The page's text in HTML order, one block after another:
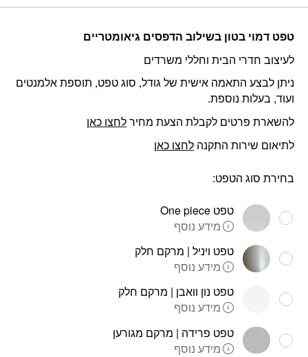
⁦₪118.00⁩
עד
טפט דמוי בטון בשילוב הדפסים גיאומטריים
לעיצוב חדרי הבית וחללי משרדים
ניתן לבצע התאמה אישית של גודל, סוג טפט, תוספת אלמנטים
ועוד, בעלות נוספת.
להשארת פרטים לקבלת הצעת מחירלחצו כאן
לתיאום שירות התקנה לחצו כאן
בחירת סוג הטפט:
טפט One piece
מידע נוסף
טפט ויניל | מרקם חלק
מידע נוסף
טפט נון וואבן | מרקם חלק
מידע נוסף
טפט פרידה | מרקם מגורען
מידע נוסף